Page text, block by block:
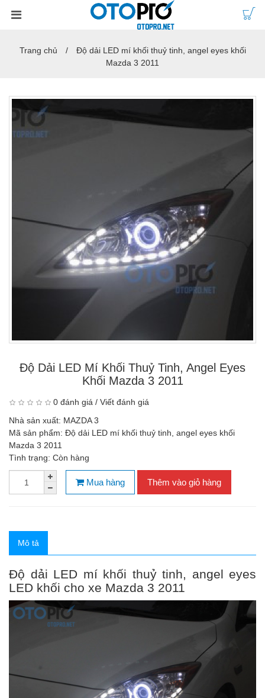
Trang chủ
Độ dải LED mí khối thuỷ tinh, angel eyes khối
Mazda 3 2011
Độ Dải LED Mí Khối Thuỷ Tinh, Angel Eyes
Khối Mazda 3 2011
0 đánh giá / Viết đánh giá
Nhà sản xuất: MAZDA 3
Mã sản phẩm: Độ dải LED mí khối thuỷ tinh, angel eyes khối
Mazda 3 2011
Tình trạng: Còn hàng
Mua hàng Thêm vào giỏ hàng
Mô tả
Độ dải LED mí khối thuỷ tinh, angel eyes
LED khối cho xe Mazda 3 2011